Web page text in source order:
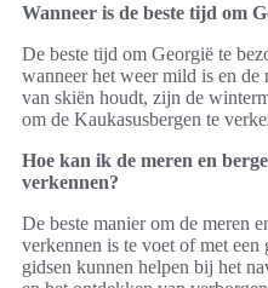
Wanneer is de beste tijd om
De beste tijd om Georgië te
wanneer het weer mild is en
van skiën houdt, zijn de
om de Kaukasusbergen te
Hoe kan ik de meren en
verkennen?
De beste manier om de meren
verkennen is te voet of met een
gidsen kunnen helpen bij het